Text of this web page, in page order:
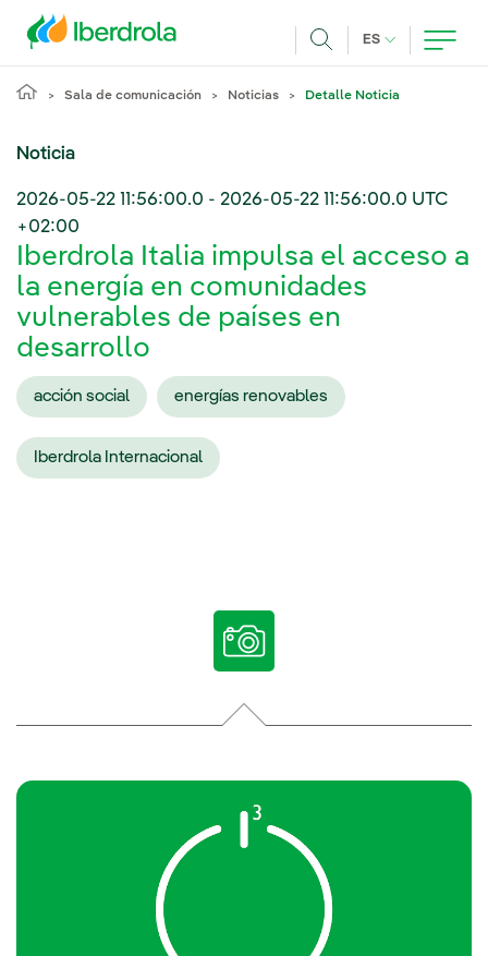
ES IDIOMA
Sala de comunicación Noticias Detalle Noticia
Noticia
2026-05-22 11:56:00.0 - 2026-05-22 11:56:00.0 UTC
+02:00
Iberdrola Italia impulsa el acceso a
la energía en comunidades
vulnerables de países en
desarrollo
acción social energías renovables
Iberdrola Internacional